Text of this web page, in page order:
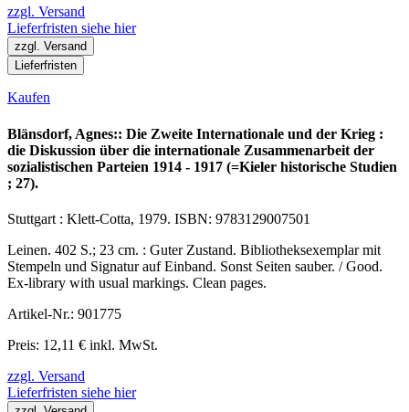
zzgl. Versand
Lieferfristen siehe hier
zzgl. Versand
Lieferfristen
Kaufen
Blänsdorf, Agnes:: Die Zweite Internationale und der Krieg :
die Diskussion über die internationale Zusammenarbeit der
sozialistischen Parteien 1914 - 1917 (=Kieler historische Studien
; 27).
Stuttgart : Klett-Cotta, 1979. ISBN: 9783129007501
Leinen. 402 S.; 23 cm. : Guter Zustand. Bibliotheksexemplar mit
Stempeln und Signatur auf Einband. Sonst Seiten sauber. / Good.
Ex-library with usual markings. Clean pages.
Artikel-Nr.: 901775
Preis: 12,11 € inkl. MwSt.
zzgl. Versand
Lieferfristen siehe hier